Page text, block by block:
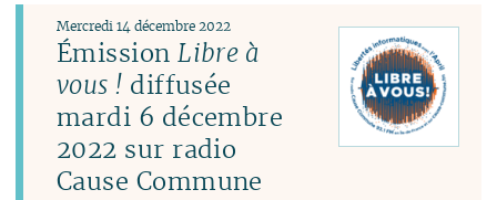
ÉmissionLibre à
vous ! diffusée
mardi 6 décembre
2022 sur radio
Cause Commune
Mercredi 14 décembre 2022